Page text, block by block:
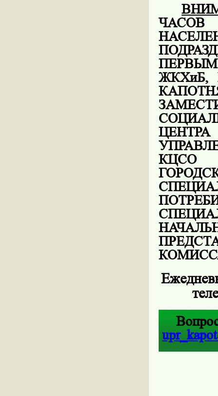
ЖКХиБ,
КЦСО
upr_ kapot